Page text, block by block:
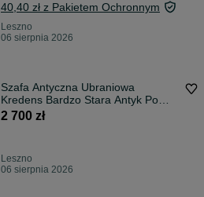
40,40 zł z Pakietem Ochronnym
Leszno
06 sierpnia 2026
Szafa Antyczna Ubraniowa
Kredens Bardzo Stara Antyk Po
Renowacji
2 700 zł
Leszno
06 sierpnia 2026